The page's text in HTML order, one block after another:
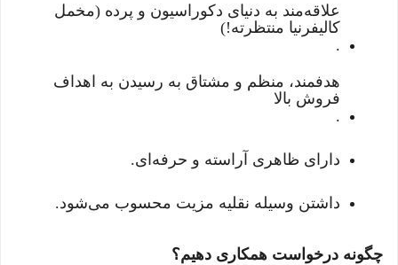
علاقه‌مند به دنیای دکوراسیون و پرده (مخمل
کالیفرنیا منتظرته!)
.
هدفمند، منظم و مشتاق به رسیدن به اهداف
فروش بالا
.
دارای ظاهری آراسته و حرفه‌ای.
داشتن وسیله نقلیه مزیت محسوب می‌شود.
چگونه درخواست همکاری دهیم؟